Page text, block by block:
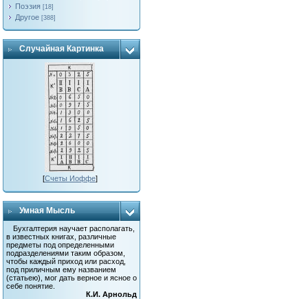
Поэзия [18]
Другое [388]
Случайная Картинка
[Счеты Иоффе]
Умная Мысль
Бухгалтерия научает располагать,
в известных книгах, различные
предметы под определенными
подразделениями таким образом,
чтобы каждый приход или расход,
под приличным ему названием
(статьею), мог дать верное и ясное о
себе понятие.
К.И. Арнольд